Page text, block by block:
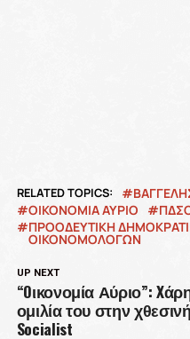
RELATED TOPICS:
ΟΙΚΟΝΟΜΙΑ ΑΥΡΙΟ
ΠΡΟΟΔΕΥΤΙΚΗ
ΟΙΚΟΝΟΜΟΛΟΓΩΝ
UP NEXT
“Oικονομία Αύριο”:
ομιλία του στην
Socialist